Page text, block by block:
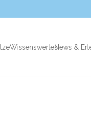
WissenswertesNews &